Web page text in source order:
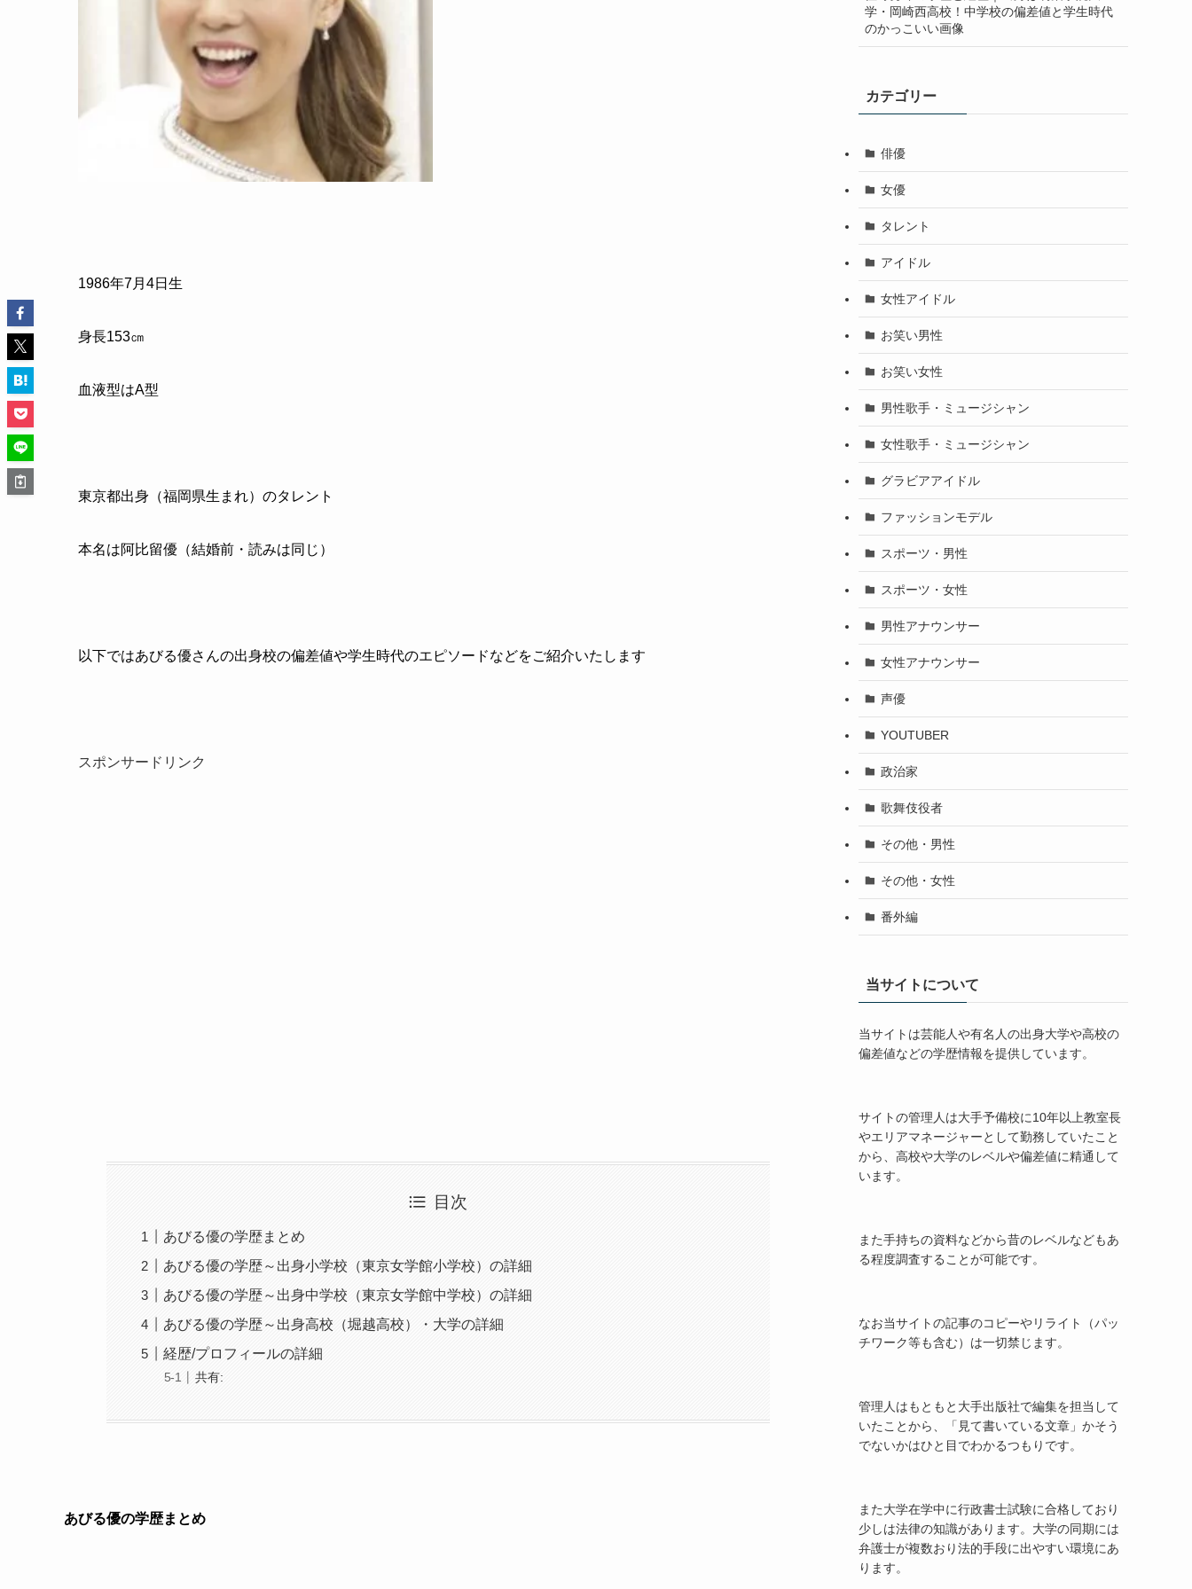
1986年7月 4日生
身長153㎝
血液型はA型
東京都出身（福岡県生まれ）のタレント
本名は阿比留優（結婚前・読みは同じ ）
以下ではあびる優さんの出身校の偏差値や学生時代のエピソードなどをご紹介いたします
スポンサードリンク
目次
あびる優の学歴まとめ
あびる優の学歴～出身小学校（東京女学館小学校）の詳細
あびる優の学歴～出身中学校（東京女学館中学校）の詳細
あびる優の学歴～出身高校（堀越高校）・大学の詳細
経歴/プロフィールの詳細
共有:
あびる優の学歴まとめ
学・岡崎西高校！中学校の偏差値と学生時代
のかっこいい画像
カテゴリー
俳優
女優
タレント
アイドル
女性アイドル
お笑い男性
お笑い女性
男性歌手・ミュージシャン
女性歌手・ミュージシャン
グラビアアイドル
ファッションモデル
スポーツ・男性
スポーツ・女性
男性アナウンサー
女性アナウンサー
声優
YOUTUBER
政治家
歌舞伎役者
その他・男性
その他・女性
番外編
当サイトについて
当サイトは芸能人や有名人の出身大学や高校の
偏差値などの学歴情報を提供しています。
サイトの管理人は大手予備校に10年以上教室長
やエリアマネージャーとして勤務していたこと
から、高校や大学のレベルや偏差値に精通して
います。
また手持ちの資料などから昔のレベルなどもあ
る程度調査することが可能です。
なお当サイトの記事のコピーやリライト（パッ
チワーク等も含む）は一切禁じます。
管理人はもともと大手出版社で編集を担当して
いたことから、「見て書いている文章」かそう
でないかはひと目でわかるつもりです。
また大学在学中に行政書士試験に合格しており
少しは法律の知識があります。大学の同期には
弁護士が複数おり法的手段に出やすい環境にあ
ります。